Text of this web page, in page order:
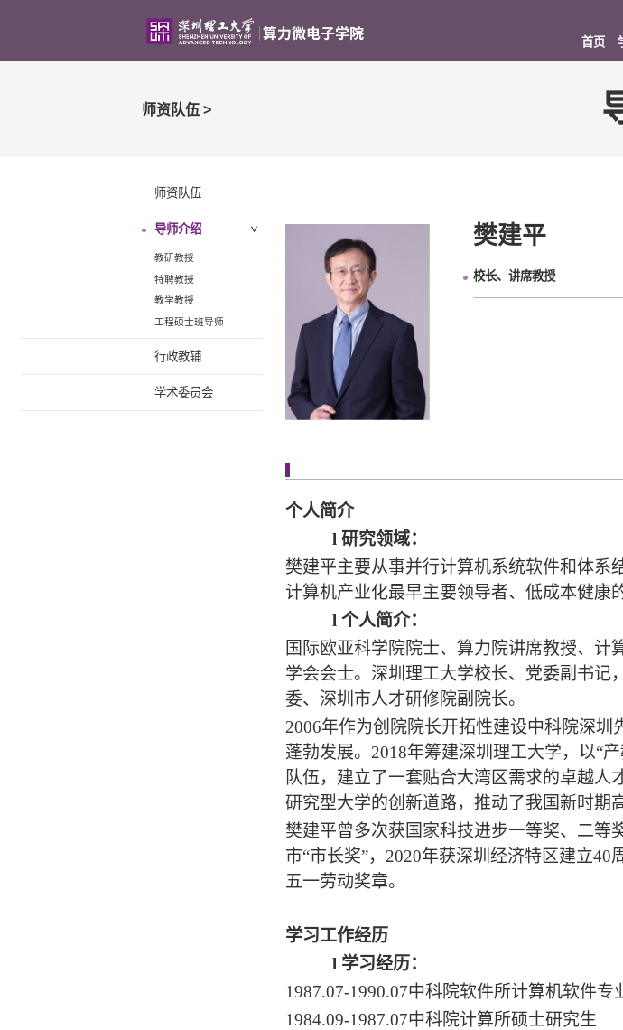
首页
师资队伍 >
师资队伍
导师介绍 >
教研教授
特聘教授
教学教授
工程硕士班导师
行政教辅
学术委员会
樊建平
校长、讲席教授
个人简介
l 研究领域：
樊建平主要从事并行计算机系统软件和体系
计算机产业化最早主要领导者、低成本健康
l 个人简介：
国际欧亚科学院院士、算力院讲席教授、
学会会士。深圳理工大学校长、党委副书记
委、深圳市人才研修院副院长。
2006年作为创院院长开拓性建设中科院深
蓬勃发展。2018年筹建深圳理工大学，以“
队伍，建立了一套贴合大湾区需求的卓越
研究型大学的创新道路，推动了我国新时期
樊建平曾多次获国家科技进步一等奖、二等
市“市长奖”，2020年获深圳经济特区建立
五一劳动奖章。
学习工作经历
l 学习经历：
1987.07-1990.07中科院软件所计算机软件专
1984.09-1987.07中科院计算所硕士研究生